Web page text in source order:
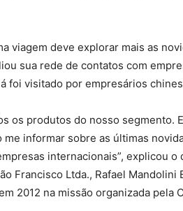
viagem deve explorar mais as
sua rede de contatos com
foi visitado por empresários
os produtos do nosso segmento.
informar sobre as últimas
internacionais”, explicou
Francisco Ltda., Rafael
2012 na missão organizada pela